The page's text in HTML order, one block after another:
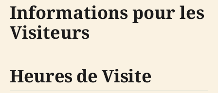
Informations pour les
Visiteurs
Heures de Visite